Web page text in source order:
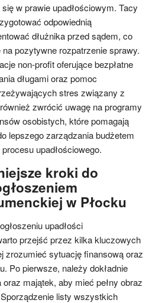
w prawie upadłościowym. Tacy
odpowiednią
dłużnika przed sądem, co
pozytywne rozpatrzenie sprawy.
non-profit oferujące bezpłatne
długami oraz pomoc
stres związany z
zwrócić uwagę na programy
osobistych, które pomagają
lepszego zarządzania budżetem
upadłościowego.
kroki do
w Płocku
upadłości
przejść przez kilka kluczowych
zrozumieć sytuację finansową oraz
Po pierwsze, należy dokładnie
majątek, aby mieć pełny obraz
listy wszystkich